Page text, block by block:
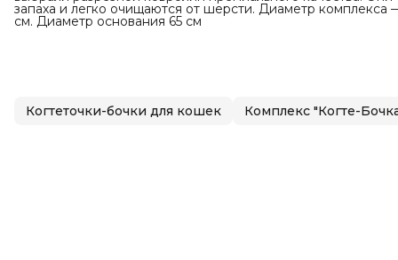
запаха и легко очищаются от шерсти. Диаметр
см. Диаметр основания 65 см
Когтеточки-бочки для кошек Комплекс "Когте-